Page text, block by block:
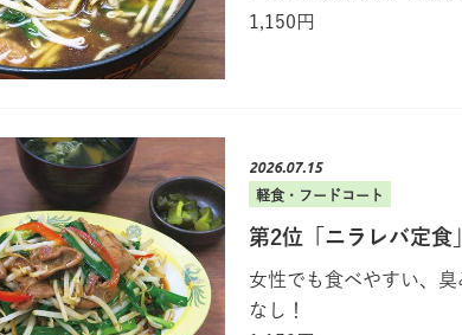
1,150円
2026.07.15
軽食・フードコート
第2位「ニラレバ定食」
女性でも食べやすい、
なし！